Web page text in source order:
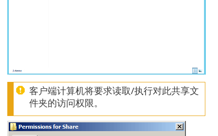
客户端计算机将要求读取/执行对此共享文
件夹的访问权限。